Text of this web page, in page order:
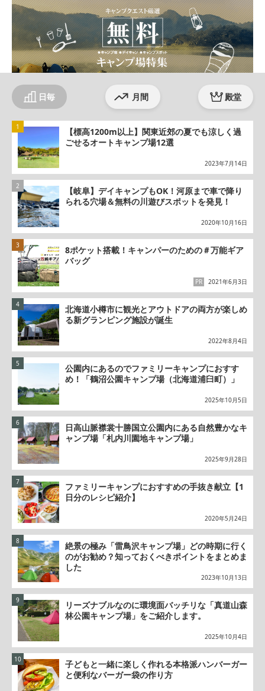
日毎 月間 殿堂
【標高1200m以上】関東近郊の夏でも涼しく過
ごせるオートキャンプ場12選
2023年7月14日
【岐阜】デイキャンプもOK！河原まで車で降り
られる穴場＆無料の川遊びスポットを発見！
2020年10月16日
8ポケット搭載！キャンパーのための＃万能ギア
バッグ
2021年6月3日
PR
北海道小樽市に観光とアウトドアの両方が楽しめ
る新グランピング施設が誕生
2022年8月4日
公園内にあるのでファミリーキャンプにおすす
め！「鶴沼公園キャンプ場（北海道浦臼町）」
2025年10月5日
日高山脈襟裳十勝国立公園内にある自然豊かなキ
ャンプ場「札内川園地キャンプ場」
2025年9月28日
ファミリーキャンプにおすすめの手抜き献立【1
日分のレシピ紹介】
2020年5月24日
絶景の極み「雷鳥沢キャンプ場」どの時期に行く
のがお勧め？知っておくべきポイントをまとめま
した
2023年10月13日
リーズナブルなのに環境面バッチリな「真道山森
林公園キャンプ場」をご紹介します。
2025年10月4日
子どもと一緒に楽しく作れる本格派ハンバーガー
と便利なバーガー袋の作り方